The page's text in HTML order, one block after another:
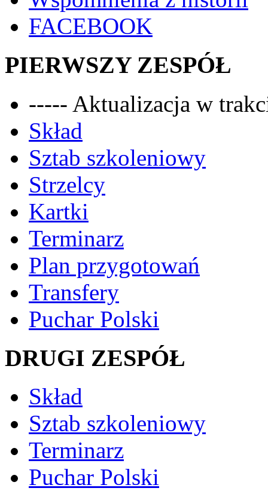
FACEBOOK
PIERWSZY ZESPÓŁ
----- Aktualizacja w
Skład
Sztab szkoleniowy
Strzelcy
Kartki
Terminarz
Plan przygotowań
Transfery
Puchar Polski
DRUGI ZESPÓŁ
Skład
Sztab szkoleniowy
Terminarz
Puchar Polski